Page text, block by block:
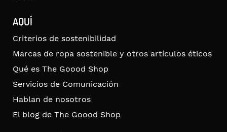
AQUÍ
Criterios de sostenibilidad
Marcas de ropa sostenible y otros artículos éticos
Qué es The Goood Shop
Servicios de Comunicación
Hablan de nosotros
El blog de The Goood Shop